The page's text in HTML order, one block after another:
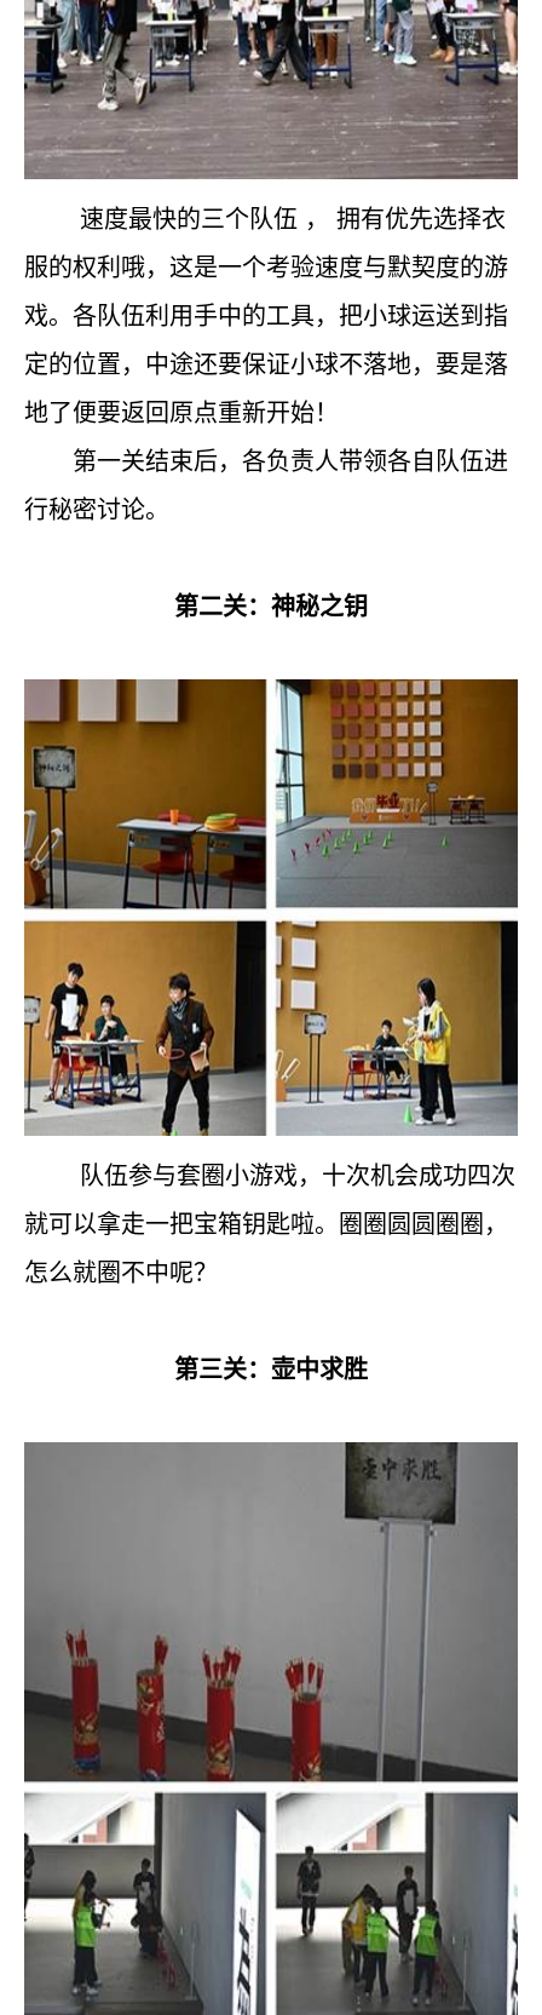
速度最快的三个队伍 ，
拥有优先选择衣
服的权利哦，这是一个考验速度与默契度的游
戏。各队伍利用手中的工具，把小球运送到指
定的位置，中途还要保证小球不落地，要是落
地了便要返回原点重新开始！
第一关结束后，各负责人带领各自队伍进
行秘密讨论。
第二关：神秘之钥
队伍参与套圈小游戏，十次机会成功四次
就可以拿走一把宝箱钥匙啦。圈圈圆圆圈圈，
怎么就圈不中呢？
第三关：壶中求胜